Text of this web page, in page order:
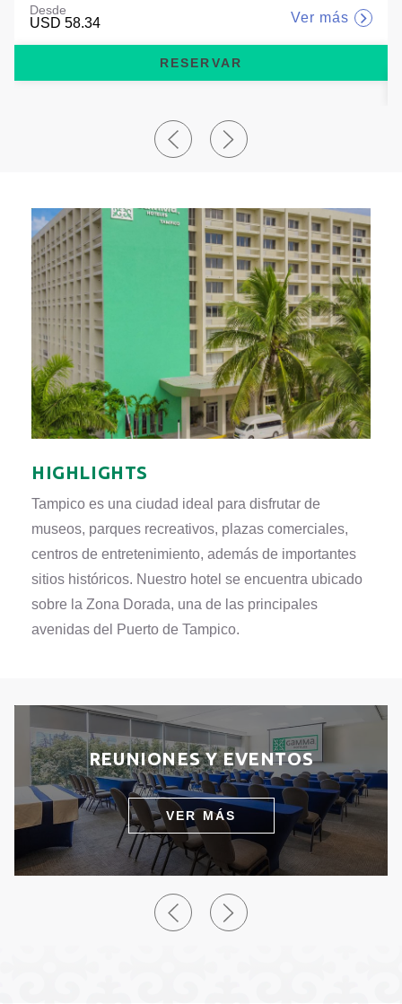
Desde
USD 58.34 Ver más
RESERVAR
HIGHLIGHTS
Tampico es una ciudad ideal para disfrutar de
museos, parques recreativos, plazas comerciales,
centros de entretenimiento, además de importantes
sitios históricos. Nuestro hotel se encuentra ubicado
sobre la Zona Dorada, una de las principales
avenidas del Puerto de Tampico.
REUNIONES Y EVENTOS
VER MÁS